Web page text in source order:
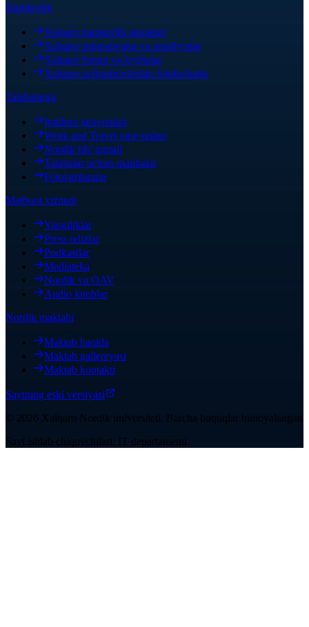
Hamkorlik
Xalqaro hamkorlik aloqalari
Xalqaro stipendiyalar va amaliyotlar
Xalqaro forum va loyihalar
Xalqaro uchrashuvlardan fotolavhalar
Talabalarga
Imtihon jarayonlari
Work and Travel jarayonlari
Nordik life jurnali
Talabalar uchun manbalar
Fotojamlanma
Matbuot xizmati
Yangiliklar
Press relizlar
Podkastlar
Mediateka
Nordik va OAV
Audio kitoblar
Nordik maktabi
Maktab haqida
Maktab gallereyasi
Maktab kontakti
Saytning eski versiyasi
© 2026 Xalqaro Nordik universiteti. Barcha huquqlar himoyalangan
Sayt ishlab chiquvchilari: IT departamenti